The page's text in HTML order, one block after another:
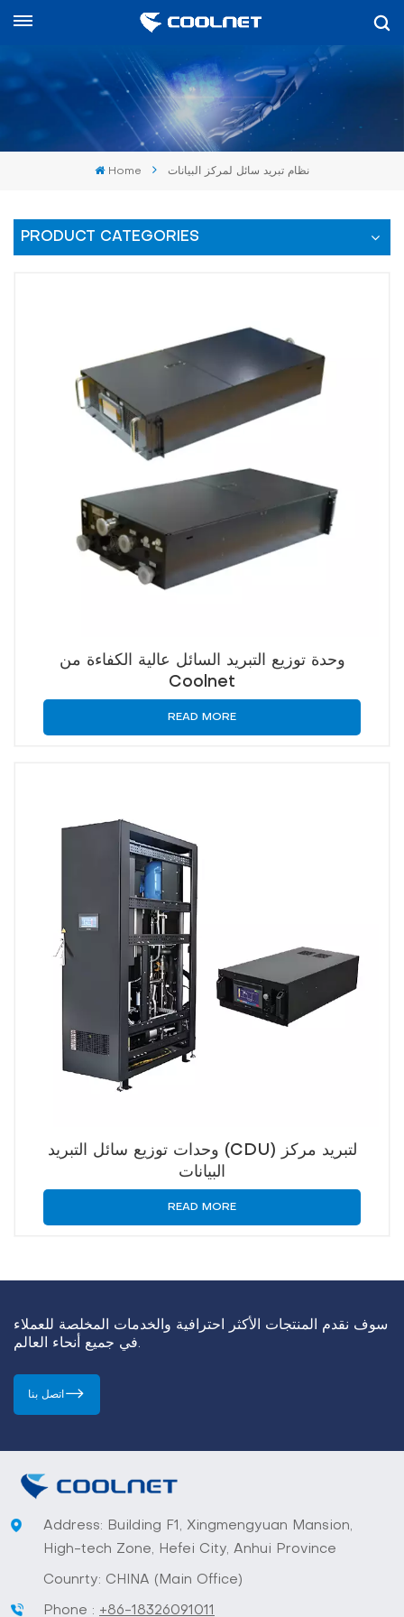
Home نظام تبريد سائل لمركز البيانات
PRODUCT CATEGORIES
وحدة توزيع التبريد السائل عالية الكفاءة من
Coolnet
READ MORE
وحدات توزيع سائل التبريد (CDU) لتبريد مركز
البيانات
READ MORE
سوف نقدم المنتجات الأكثر احترافية والخدمات المخلصة للعملاء
في جميع أنحاء العالم.
اتصل بنا
Address: Building F1, Xingmengyuan Mansion,
High-tech Zone, Hefei City, Anhui Province
Counrty: CHINA (Main Office)
Phone : +86-18326091011